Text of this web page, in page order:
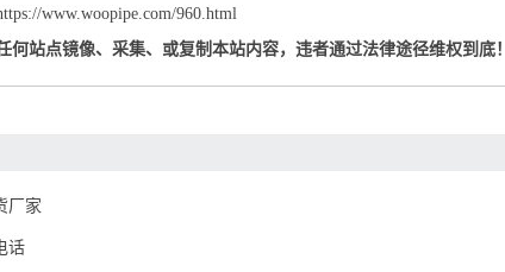
www.woopipe.com/960.html
何站点镜像、采集、或复制本站内容，违者通过法律途径维权到底！
厂家
话